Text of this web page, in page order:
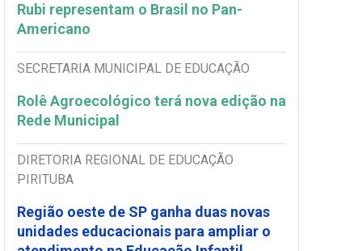
Rubi representam o Brasil no Pan-
Americano
SECRETARIA MUNICIPAL DE EDUCAÇÃO
Rolê Agroecológico terá nova edição na
Rede Municipal
DIRETORIA REGIONAL DE EDUCAÇÃO
PIRITUBA
Região oeste de SP ganha duas novas
unidades educacionais para ampliar o